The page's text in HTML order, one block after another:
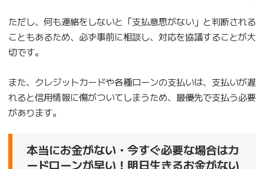
ただし、何も連絡をしないと「支払意思がない」と判断される
こともあるため、必ず事前に相談し、対応を協議することが大
切です。
また、クレジットカードや各種ローンの支払いは、支払いが遅
れると信用情報に傷がついてしまうため、最優先で支払う必要
があります。
本当にお金がない・今すぐ必要な場合はカ
ードローンが早い！明日生きるお金がない